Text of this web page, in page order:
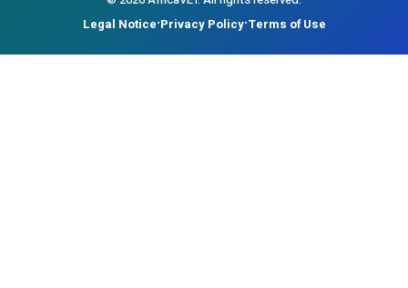
Legal Notice•Privacy Policy•Terms of Use